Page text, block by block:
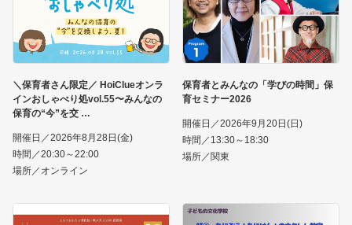
＼保育者さん限定／ HoiClueオンラ
インおしゃべり処vol.55〜みんなの
保育の“今”を交
開催日／2026年8月28日(金)
時間／20:30～22:00
場所／オンライン
保育者とみんなの「学びの時間」保
育セミナー2026
開催日／2026年9月20日(日)
時間／13:30～18:30
場所／関東